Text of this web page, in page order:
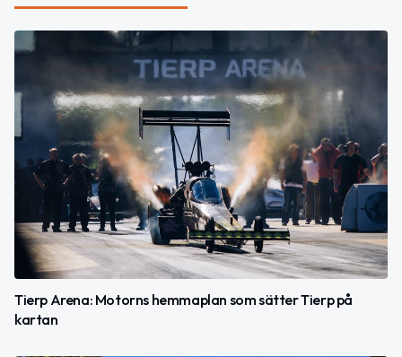
Tierp Arena: Motorns hemmaplan som sätter Tierp på
kartan